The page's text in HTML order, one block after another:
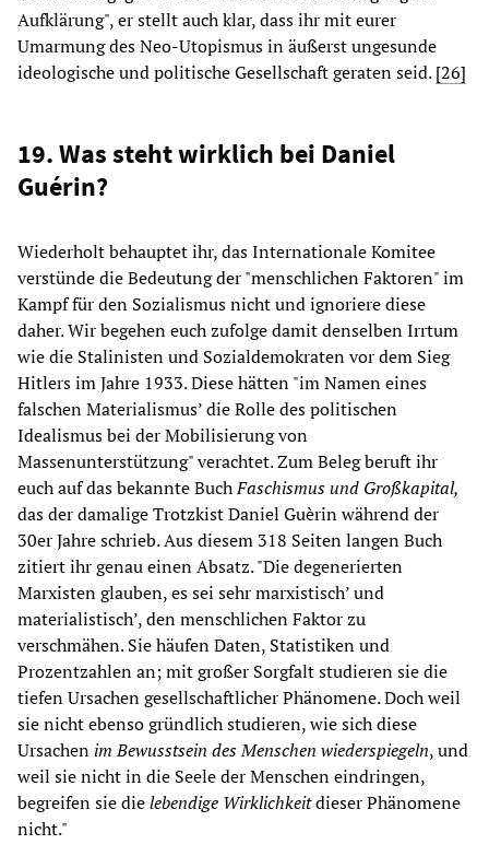
Aufklärung", er stellt auch klar, dass ihr mit eurer
Umarmung des Neo-Utopismus in äußerst ungesunde
ideologische und politische Gesellschaft geraten seid.[26]
19. Was steht wirklich bei Daniel
Guérin?
Wiederholt behauptet ihr, das Internationale Komitee
verstünde die Bedeutung der "menschlichen Faktoren" im
Kampf für den Sozialismus nicht und ignoriere diese
daher. Wir begehen euch zufolge damit denselben Irrtum
wie die Stalinisten und Sozialdemokraten vor dem Sieg
Hitlers im Jahre 1933. Diese hätten "im Namen eines
falschen Materialismus’ die Rolle des politischen
Idealismus bei der Mobilisierung von
Massenunterstützung" verachtet. Zum Beleg beruft ihr
euch auf das bekannte BuchFaschismus und Großkapital,
das der damalige Trotzkist Daniel Guèrin während der
30er Jahre schrieb. Aus diesem 318 Seiten langen Buch
zitiert ihr genau einen Absatz. "Die degenerierten
Marxisten glauben, es sei sehr marxistisch’ und
materialistisch’, den menschlichen Faktor zu
verschmähen. Sie häufen Daten, Statistiken und
Prozentzahlen an; mit großer Sorgfalt studieren sie die
tiefen Ursachen gesellschaftlicher Phänomene. Doch weil
sie nicht ebenso gründlich studieren, wie sich diese
Ursachen im Bewusstsein des Menschen wiederspiegeln, und
weil sie nicht in die Seele der Menschen eindringen,
begreifen sie dielebendige Wirklichkeitdieser Phänomene
nicht."